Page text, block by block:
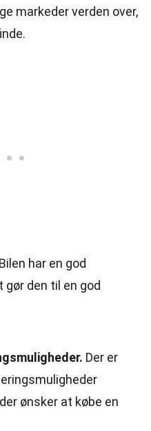
markeder verden over,
Bilen har en god
den til en god
Der er
ønsker at købe en